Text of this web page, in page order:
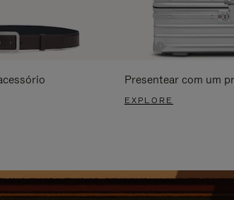
Presentear com um
EXPLORE